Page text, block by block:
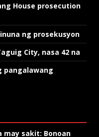
House prosecution
ng prosekusyon
City, nasa 42 na
pangalawang
may sakit: Bonoan